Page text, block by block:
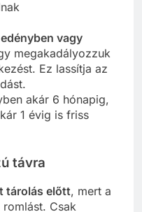
vagy
megakadályozzuk
Ez lassítja az
akár 6 hónapig,
1 évig is friss
távra
tárolás előtt, mert a
Csak